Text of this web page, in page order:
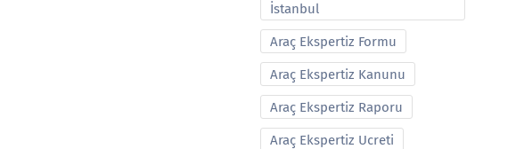
İstanbul
Araç Ekspertiz Formu
Araç Ekspertiz Kanunu
Araç Ekspertiz Raporu
Araç Ekspertiz Ucreti